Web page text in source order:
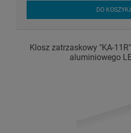
DO
Klosz zatrzaskowy "KA-
aluminiowego